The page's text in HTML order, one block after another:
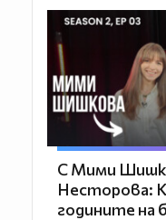
С Мими
Несторова:
годините на